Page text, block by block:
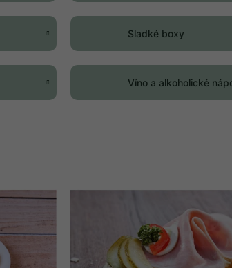
Sladké boxy
Víno a alkoholické